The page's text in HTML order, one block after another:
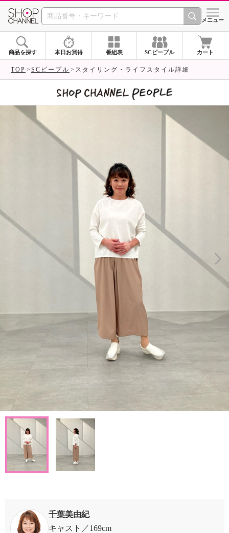
SHOP CHANNEL シメニュー
商品を探す 本日お買得 番組表 SCピープル カート
TOP SCピープル スタイリング・ライフスタイル詳細
千葉美由紀
キャスト
169cm